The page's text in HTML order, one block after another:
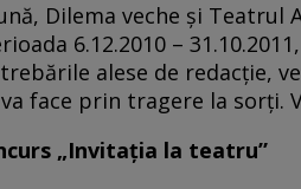
Dilema veche şi Teatrul
6.12.2010 –
alese de redacţie,
face prin tragere la sorţi.
„Invitaţia la teatru”